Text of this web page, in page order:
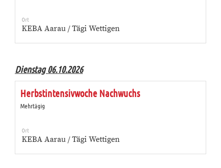
Ort
KEBA Aarau / Tägi Wettigen
Dienstag 06.10.2026
Herbstintensivwoche Nachwuchs
Mehrtägig
Ort
KEBA Aarau / Tägi Wettigen